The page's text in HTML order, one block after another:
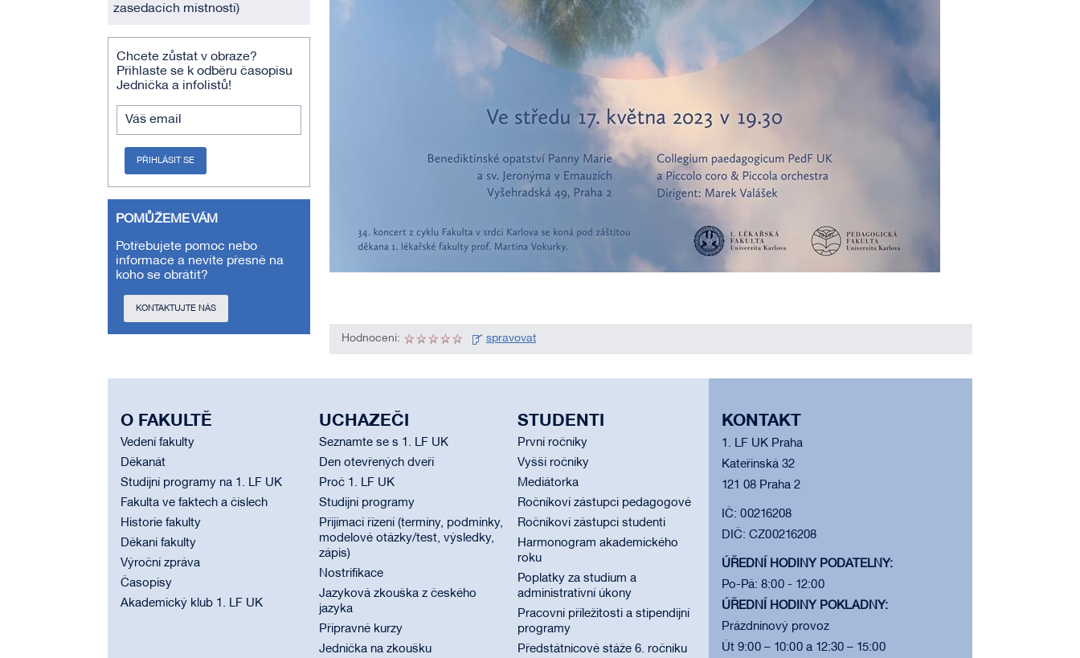
zasedacích místností)
Chcete zůstat v obraze?
Přihlaste se k odběru časopisu
Jednička a infolistů!
Váš email
PŘIHLÁSIT SE
POMŮŽEME VÁM
Potřebujete pomoc nebo
informace a nevíte přesně na
koho se obrátit?
KONTAKTUJTE NÁS
Hodnocení: spravovat
O FAKULTĚ
Vedení fakulty
Děkanát
Studijní programy na 1. LF UK
Fakulta ve faktech a číslech
Historie fakulty
Děkani fakulty
Výroční zpráva
Časopisy
Akademický klub 1. LF UK
UCHAZEČI
Seznamte se s 1. LF UK
Den otevřených dveří
Proč 1. LF UK
Studijní programy
Přijímací řízení (termíny, podmínky,
modelové otázky/test, výsledky,
zápis)
Nostrifikace
Jazyková zkouška z českého
jazyka
Přípravné kurzy
Jednička na zkoušku
STUDENTI
První ročníky
Vyšší ročníky
Mediátorka
Ročníkoví zástupci pedagogové
Ročníkoví zástupci studenti
Harmonogram akademického
roku
Poplatky za studium a
administrativní úkony
Pracovní příležitosti a stipendijní
programy
Předstátnicové stáže 6. ročníku
KONTAKT
1. LF UK Praha
Kateřinská 32
121 08 Praha 2
IČ: 00216208
DIČ: CZ00216208
ÚŘEDNÍ HODINY PODATELNY:
Po-Pá: 8:00 - 12:00
ÚŘEDNÍ HODINY POKLADNY:
Prázdninový provoz
Út 9:00 – 10:00 a 12:30 – 15:00